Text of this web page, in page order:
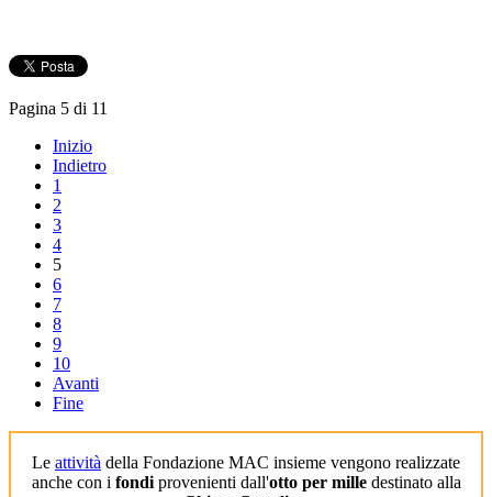
Pagina 5 di 11
Inizio
Indietro
1
2
3
4
5
6
7
8
9
10
Avanti
Fine
Le attività della Fondazione MAC insieme vengono realizzate
anche con i fondiprovenienti dall'otto per milledestinato alla